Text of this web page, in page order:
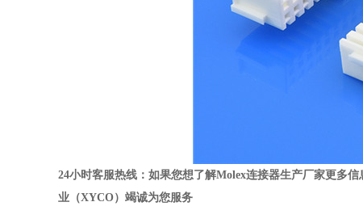
24小时客服热线：如果您想了解Molex连接器生产厂家更多信
业（XYCO）竭诚为您服务